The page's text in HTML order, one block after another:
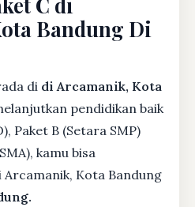
Bandung Di
di di Arcamanik, Kota
pendidikan baik
Paket B (Setara SMP)
kamu bisa
Kota Bandung